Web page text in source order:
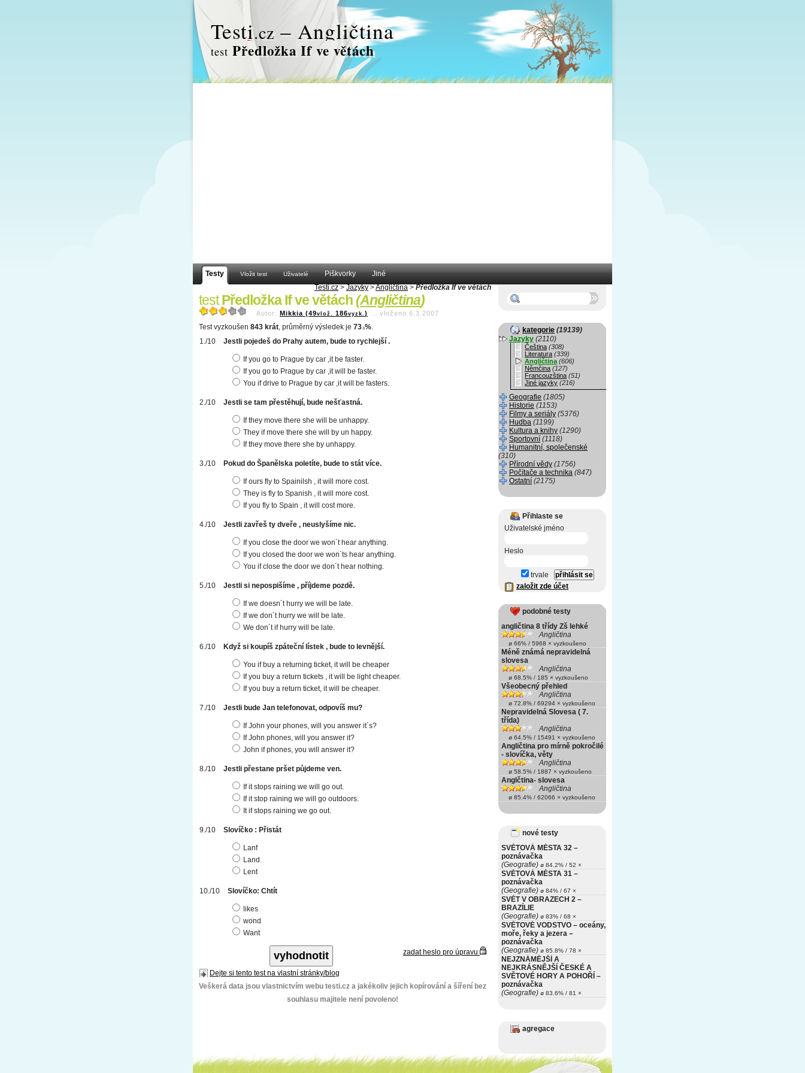
Testi.cz – Angličtina
test Předložka If ve větách
Testy Vložit test Uživatelé Piškvorky
Jiné
Testi.cz > Jazyky >Angličtina > Předložka If ve větách
testPředložka If ve větách(Angličtina)
Autor: Mikkia (49vlož. 186vyzk. ) vloženo 6.3.2007
Test vyzkoušen 843 krát, průměrný výsledek je 73 .1%.
Jestli pojedeš do Prahy autem, bude to rychlejší .
If you go to Prague by car ,it be faster.
If you go to Prague by car ,it will be faster.
You if drive to Prague by car ,it will be fasters.
Jestli se tam přestěhují, bude nešťastná.
If they move there she will be unhappy.
They if move there she will by un happy.
If they move there she by unhappy.
Pokud do Španělska poletíte, bude to stát více.
If ours fly to Spainilsh , it will more cost.
They is fly to Spanish , it will more cost.
If you fly to Spain , it will cost more.
Jestli zavřeš ty dveře , neuslyšíme nic.
If you close the door we won´t hear anything.
If you closed the door we won´ts hear anything.
You if close the door we don´t hear nothing.
Jestli si nepospišíme , příjdeme pozdě.
If we doesn´t hurry we will be late.
If we don´t hurry we will be late.
We don´t if hurry will be late.
Když si koupíš zpáteční lístek , bude to levnější.
You if buy a returning ticket, it will be cheaper
If you buy a return tickets , it will be light cheaper.
If you buy a return ticket, it will be cheaper.
Jestli bude Jan telefonovat, odpovíš mu?
If John your phones, will you answer it´s?
If John phones, will you answer it?
John if phones, you will answer it?
Jestli přestane pršet půjdeme ven.
If it stops raining we will go out.
If it stop raining we will go outdoors.
It if stops raining we go out.
Slovíčko : Přistát
Lanf
Land
Lent
Slovíčko: Chtít
likes
wond
Want
zadat heslo pro úpravu
Dejte si tento test na vlastní stránky/blog
Veškerá data jsou vlastnictvím webu testi.cz a jakékoliv jejich kopírování a šíření bez
souhlasu majitele není povoleno!
kategorie (19139)
Jazyky (2110)
Čeština (308)
Literatura (339)
Angličtina (606)
Němčina (127)
Francouzština (51)
Jiné jazyky (216)
Geografie (1805)
Historie (1153)
Filmy a seriály (5376)
Hudba (1199)
Kultura a knihy (1290)
Sportovní (1118)
Humanitní, společenské
(310)
Přírodní vědy (1756)
Počítače a technika (847)
Ostatní (2175)
Přihlaste se
Uživatelské jméno
Heslo
trvale
založit zde účet
podobné testy
angličtina 8 třídy Zš lehké
Angličtina
ø 66% / 5968 × vyzkoušeno
Méně známá nepravidelná
slovesa
Angličtina
ø 68.5% / 185 × vyzkoušeno
Všeobecný přehled
Angličtina
ø 72.8% / 69294 × vyzkoušeno
Nepravidelná Slovesa ( 7.
třída)
Angličtina
ø 64.5% / 15491 × vyzkoušeno
Angličtina pro mírně pokročilé
- slovíčka, věty
Angličtina
ø 58.5% / 1887 × vyzkoušeno
Anglčtina- slovesa
Angličtina
ø 85.4% / 62066 × vyzkoušeno
nové testy
SVĚTOVÁ MĚSTA 32 –
poznávačka
(Geografie) ø 84.2% / 52 ×
SVĚTOVÁ MĚSTA 31 –
poznávačka
(Geografie) ø 84% / 67 ×
SVĚT V OBRAZECH 2 –
BRAZÍLIE
(Geografie) ø 83% / 68 ×
SVĚTOVÉ VODSTVO – oceány,
moře, řeky a jezera –
poznávačka
(Geografie) ø 85.8% / 78 ×
NEJZNÁMĚJŠÍ A
NEJKRÁSNĚJŠÍ ČESKÉ A
SVĚTOVÉ HORY A POHOŘÍ –
poznávačka
(Geografie) ø 83.6% / 81 ×
agregace